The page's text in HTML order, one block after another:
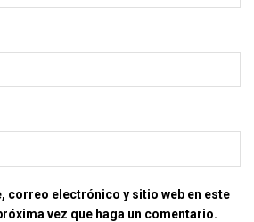
correo electrónico y sitio web en este
vez que haga un comentario.